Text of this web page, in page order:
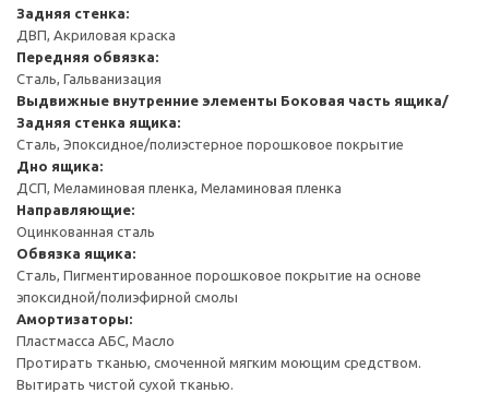
Задняя стенка:
ДВП, Акриловая краска
Передняя обвязка:
Сталь, Гальванизация
Выдвижные внутренние элементы Боковая часть ящика/
Задняя стенка ящика:
Сталь, Эпоксидное/полиэстерное порошковое покрытие
Дно ящика:
ДСП, Меламиновая пленка, Меламиновая пленка
Направляющие:
Оцинкованная сталь
Обвязка ящика:
Сталь, Пигментированное порошковое покрытие на основе
эпоксидной/полиэфирной смолы
Амортизаторы:
Пластмасса АБС, Масло
Протирать тканью, смоченной мягким моющим средством.
Вытирать чистой сухой тканью.